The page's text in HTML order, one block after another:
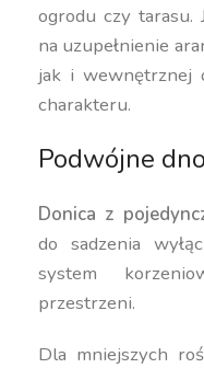
ogrodu czy tarasu.
na uzupełnienie
jak i wewnętrznej
charakteru.
Podwójne
Donica z
do sadzenia
system
przestrzeni.
Dla mniejszych